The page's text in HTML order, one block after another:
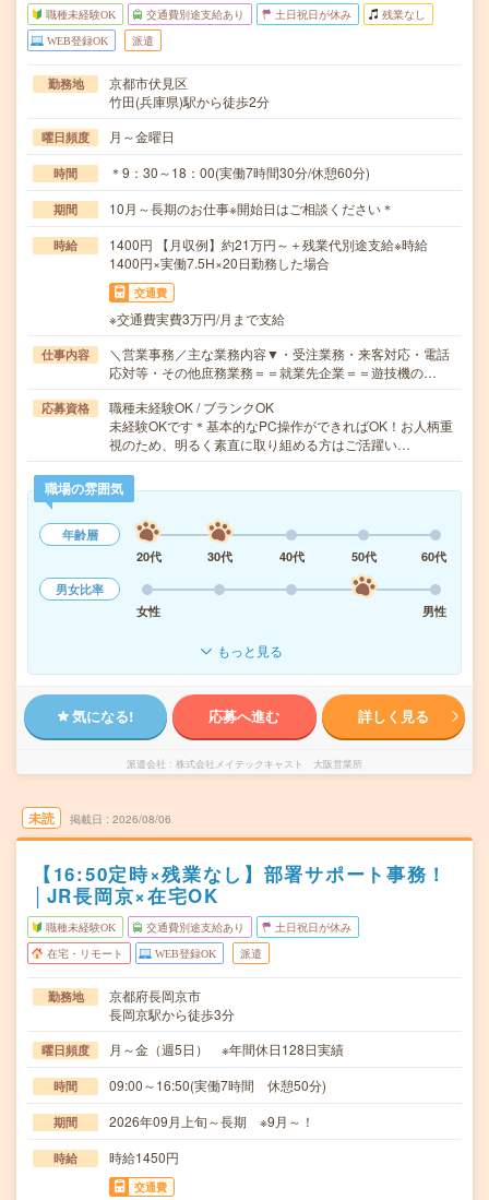
職種未経験OK 交通費別途支給あり 土日祝日が休み 残業なし
WEB登録OK 派遣
勤務地
京都市伏見区
竹田(兵庫県)駅から徒歩2分
曜日頻度 月～金曜日
時間 ＊9：30～18：00(実働7時間30分/休憩60分)
期間 10月～長期のお仕事※開始日はご相談ください＊
時給
1400円 【月収例】約21万円～＋残業代別途支給※時給
1400円×実働7.5H×20日勤務した場合
交通費
※交通費実費3万円/月まで支給
仕事内容
＼営業事務／主な業務内容▼・受注業務・来客対応・電話
応対等・その他庶務業務＝＝就業先企業＝＝遊技機の…
応募資格
職種未経験OK / ブランクOK
未経験OKです＊基本的なPC操作ができればOK！お人柄重
視のため、明るく素直に取り組める方はご活躍い…
職場の雰囲気
年齢層
20代
30代 40代 50代
60代
男女比率
女性
男性
もっと見る
気になる! 応募へ進む 詳しく見る
派遣会社 株式会社メイテックキャスト 大阪営業所
未読 掲載日 2026/08/06
【16:50定時×残業なし】部署サポート事務！
│JR長岡京×在宅OK
職種未経験OK 交通費別途支給あり 土日祝日が休み
在宅・リモート WEB登録OK 派遣
勤務地
京都府長岡京市
長岡京駅から徒歩3分
曜日頻度 月～金（週5日） ※年間休日128日実績
時間 09:00～16:50(実働7時間 休憩50分)
期間 2026年09月上旬～長期 ※9月～！
時給 時給1450円
交通費